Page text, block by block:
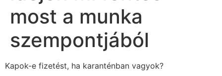
most a munka
szempontjából
Kapok-e fizetést, ha karanténban vagyok?